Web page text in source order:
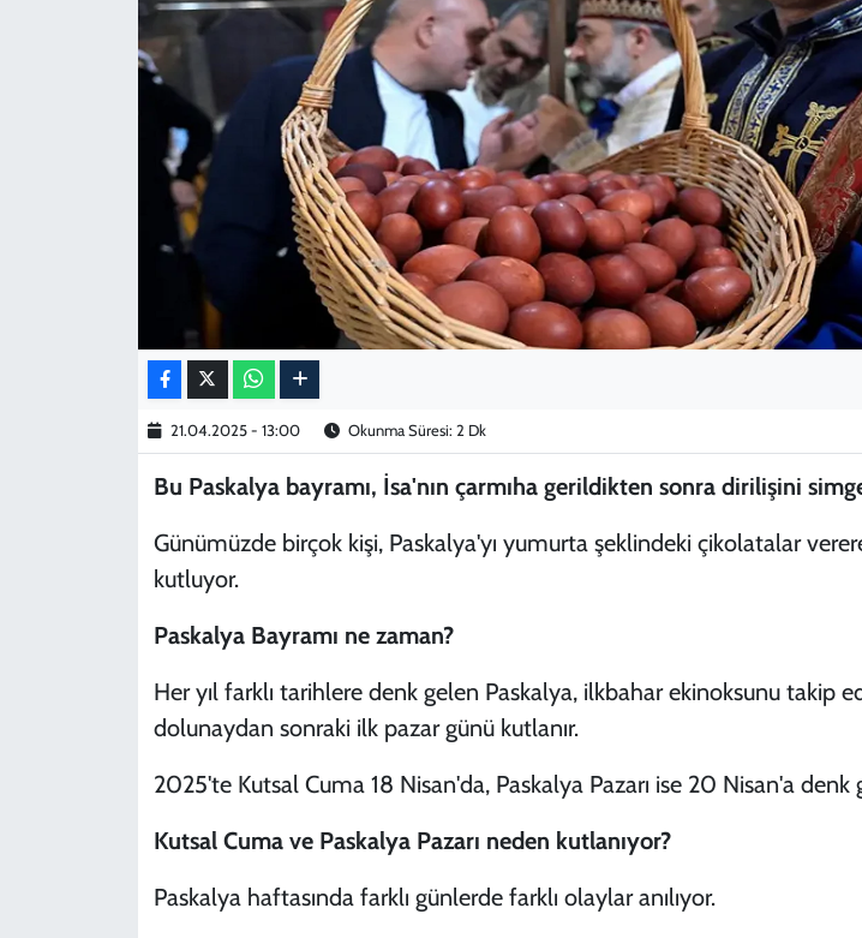
21.04.2025 - 13:00 Okunma Süresi: 2 Dk
Bu Paskalya bayramı, İsa'nın çarmıha gerildikten sonra dirilişini
Günümüzde birçok kişi, Paskalya'yı yumurta şeklindeki çikolatalar
kutluyor.
Paskalya Bayramı ne zaman?
Her yıl farklı tarihlere denk gelen Paskalya, ilkbahar ekinoksunu takip
dolunaydan sonraki ilk pazar günü kutlanır.
2025'te Kutsal Cuma 18 Nisan'da, Paskalya Pazarı ise 20 Nisan'a denk
Kutsal Cuma ve Paskalya Pazarı neden kutlanıyor?
Paskalya haftasında farklı günlerde farklı olaylar anılıyor.